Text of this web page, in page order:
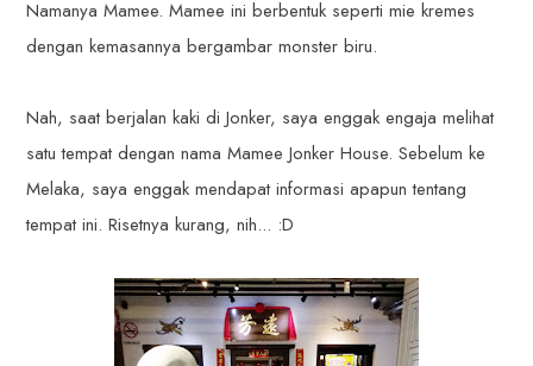
Namanya Mamee. Mamee ini berbentuk seperti mie kremes
dengan kemasannya bergambar monster biru.
Nah, saat berjalan kaki di Jonker, saya enggak engaja melihat
satu tempat dengan nama Mamee Jonker House. Sebelum ke
Melaka, saya enggak mendapat informasi apapun tentang
tempat ini. Risetnya kurang, nih... :D